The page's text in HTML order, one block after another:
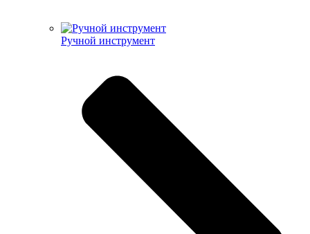
Ручной инструмент